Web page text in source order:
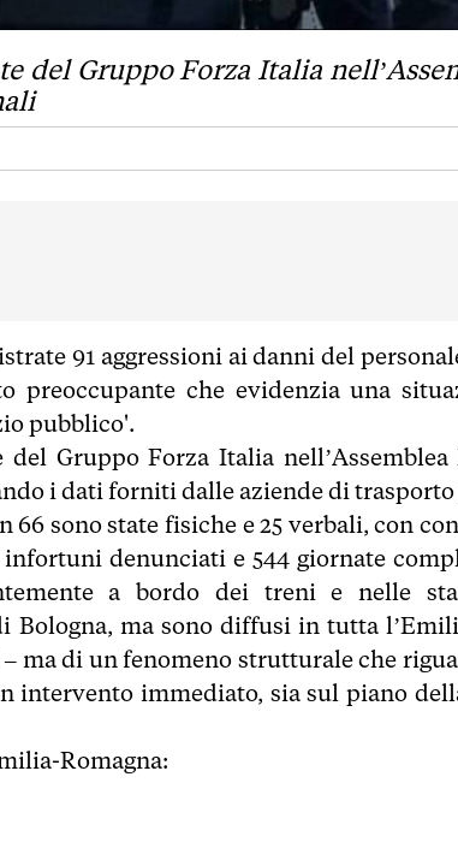
del Gruppo Forza Italia
91 aggressioni ai danni del
preoccupante che evidenzia una
pubblico'.
Gruppo Forza Italia nell’Assemblea
i dati forniti dalle aziende di
66 sono state fisiche e 25 verbali, con
denunciati e 544 giornate
a bordo dei treni e nelle
Bologna, ma sono diffusi in tutta
ma di un fenomeno strutturale che
intervento immediato, sia sul piano
Romagna: